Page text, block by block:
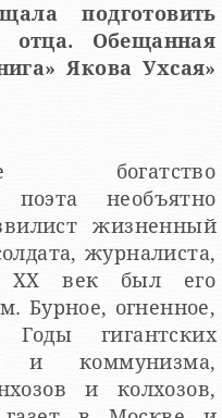
подготовить
отца. Обещанная
богатство
поэта необъятно
жизненный
журналиста,
ХХ век был его
Бурное, огненное,
Годы гигантских
и коммунизма,
и колхозов,